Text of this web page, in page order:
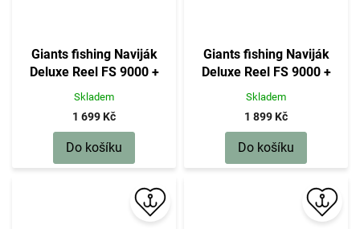
Giants fishing Naviják
Deluxe Reel FS 9000 +
cívka 8000 ZDARMA!
Skladem
1 699 Kč
Do košíku
Giants fishing Naviják
Deluxe Reel FS 9000 +
cívka 10000 ZDARMA!
Skladem
1 899 Kč
Do košíku